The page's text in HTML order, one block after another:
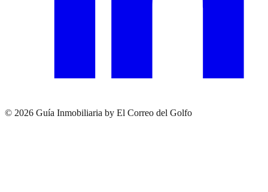
© 2026 Guía Inmobiliaria by El Correo del Golfo